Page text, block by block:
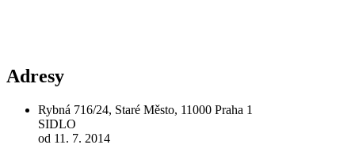
Adresy
Rybná 716/24, Staré Město, 11000 Praha 1
SIDLO
od 11. 7. 2014